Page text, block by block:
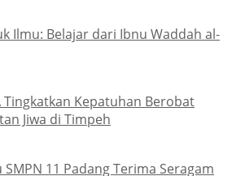
Ilmu: Belajar dari Ibnu Waddah al-
Tingkatkan Kepatuhan Berobat
Jiwa di Timpeh
SMPN 11 Padang Terima Seragam